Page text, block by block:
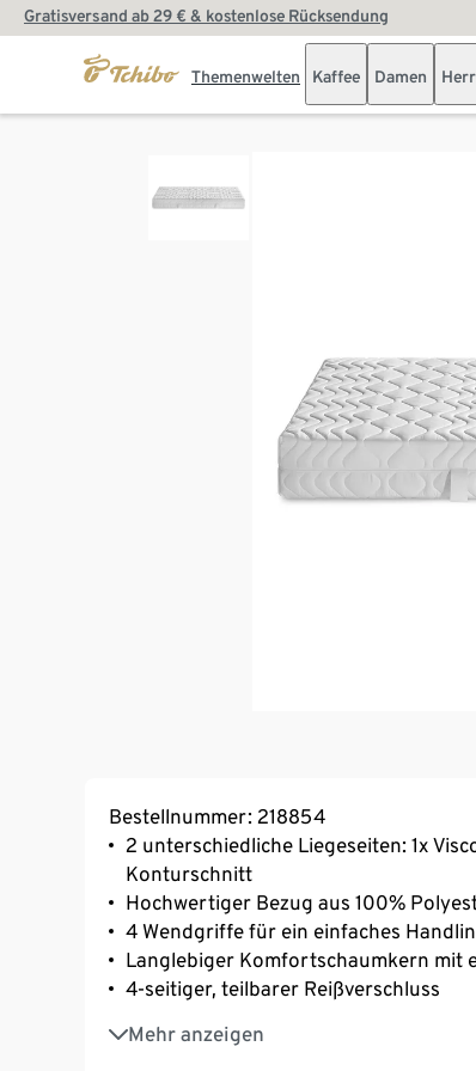
Gratisversand ab 29 € & kostenlose Rücksendung
Themenwelten Kaffee Damen
Bestellnummer: 218854
2 unterschiedliche Liegeseiten: 1x
Konturschnitt
Hochwertiger Bezug aus 100%
4 Wendgriffe für ein einfaches
Langlebiger Komfortschaumkern mit
4-seitiger, teilbarer Reißverschluss
Mehr anzeigen
Bezug abnehmbar und waschbar bis
Aufwendiger 3D-Konturschnitt für